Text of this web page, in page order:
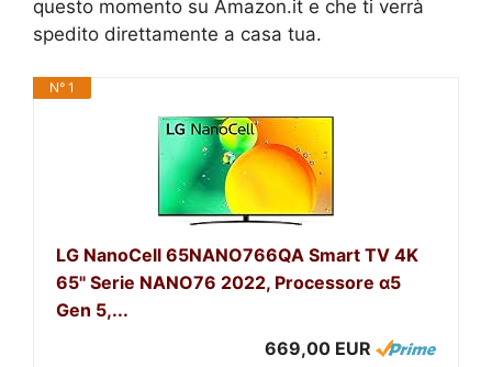
questo momento su Amazon.it e che ti verrà
spedito direttamente a casa tua.
N° 1
LG NanoCell 65NANO766QA Smart TV 4K
65" Serie NANO76 2022, Processore α5
Gen 5,...
669,00 EUR